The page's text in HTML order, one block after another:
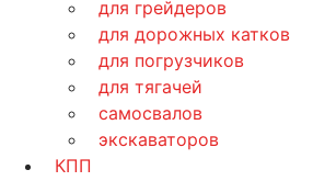
для грейдеров
для дорожных катков
для погрузчиков
для тягачей
самосвалов
экскаваторов
КПП